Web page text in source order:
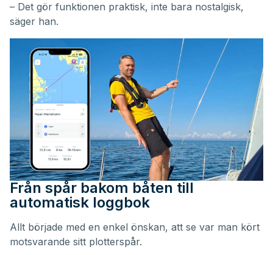
– Det gör funktionen praktisk, inte bara nostalgisk,
säger han.
Från spår bakom båten till
automatisk loggbok
Allt började med en enkel önskan, att se var man kört
motsvarande sitt plotterspår.